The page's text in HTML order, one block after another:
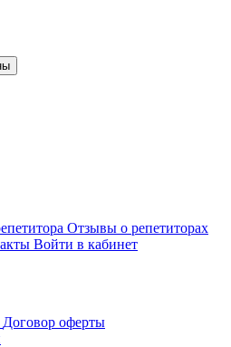
Отзывы о репетиторах
Войти в кабинет
Договор оферты